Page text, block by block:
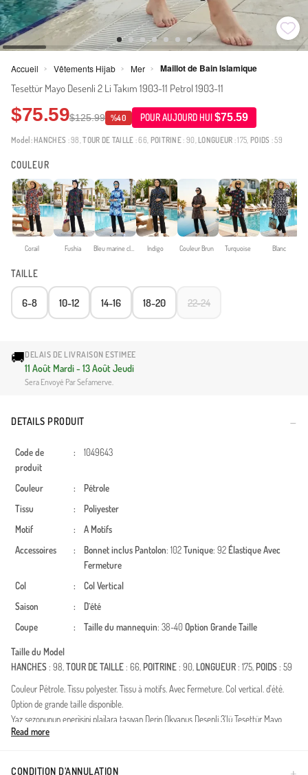
Accueil > Vêtements Hijab > Mer > Maillot de Bain Islamique
Tesettür Mayo Desenli 2 Li Takım 1903-11 Petrol 1903-11
$75.59$125.99 %40 POUR AUJOURD HUI $75.59
Model: HANCHES : 98,TOUR DE TAILLE : 66, POITRINE: 90, LONGUEUR : 175, POIDS : 59
COULEUR
Corail Fushia Indigo Couleur Brun Turquoise Blanc
TAILLE
6-8 10-12 14-16 18-20 22-24
🚚DELAIS DE LIVRAISON ESTIMEE
11 Août Mardi - 13 Août Jeudi
Sera Envoyé Par Sefamerve.
DETAILS PRODUIT
Code de
produit
: 1049643
Couleur :
Pétrole
Tissu
:
Poliyester
Motif
:
A Motifs
Accessoires
: Bonnet inclus Pantolon: 102Tunique: 92 ÉlastiqueAvec
Fermeture
Col
:
Col Vertical
Saison
:
D`été
Coupe
: Taille du mannequin: 38-40Option Grande Taille
Taille du Model
HANCHES: 98,TOUR DE TAILLE: 66, POITRINE: 90, LONGUEUR: 175, POIDS: 59
Couleur Pétrole. Tissu polyester. Tissu à motifs. Avec Fermeture. Col vertical. d'été.
Option de grande taille disponible.
Yaz sezonunun enerjisini plajlara taşıyan Derin Okyanus Desenli 3'lü Tesettür Mayo
Takımı, modern tasarımıyla göz kamaştırıyor. %100 polyester kumaş yapısı sayesinde
üst seviyeye çıkarır.Ürün İçeriği: Üst tunik, pantolon ve bone olmak üzere 3 parçadan
Read more
CONDITION D’ANNULATION